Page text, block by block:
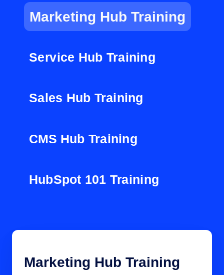
Marketing Hub Training
Marketing Hub Training
Service Hub Training
Sales Hub Training
CMS Hub Training
HubSpot 101 Training